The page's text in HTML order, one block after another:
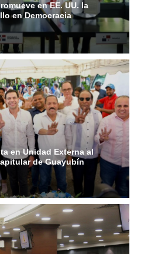
en EE. UU. la
en Democracia
en Unidad Externa al
de Guayubín